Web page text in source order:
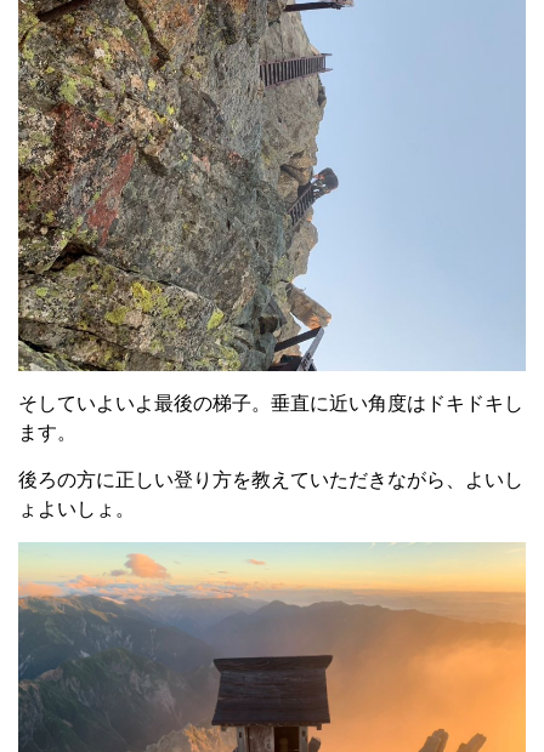
そしていよいよ最後の梯子。垂直に近い角度はドキドキし
ます。
後ろの方に正しい登り方を教えていただきながら、よいし
ょよいしょ。